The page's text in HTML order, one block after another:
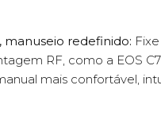
manuseio redefinido:
RF, como a EOS
mais confortável,